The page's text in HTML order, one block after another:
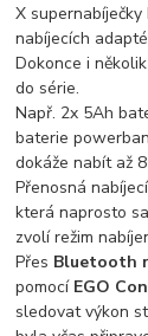
X
nabíjecích
Dokonce i
do série.
Např. 2x 5Ah
baterie
dokáže nabít až
Přenosná
která naprosto
zvolí režim
Přes Bluetooth
pomocí EGO
sledovat výkon